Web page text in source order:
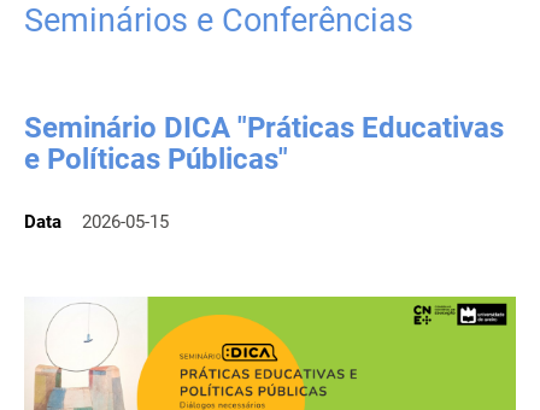
Seminários e Conferências
Seminário DICA "Práticas Educativas
e Políticas Públicas"
Data 2026-05-15